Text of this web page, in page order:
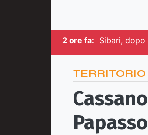
2 ore fa: Sibari, dopo
TERRITORIO